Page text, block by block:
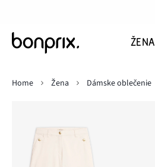
ŽENA
Home
Žena Dámske oblečenie